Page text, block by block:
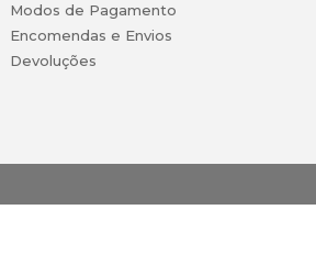
Modos de Pagamento
Encomendas e Envios
Devoluções